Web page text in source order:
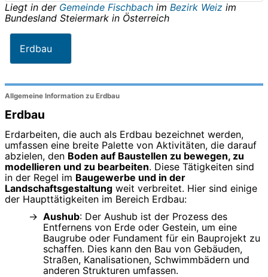
Liegt in der Gemeinde Fischbach im Bezirk Weiz im
Bundesland Steiermark in Österreich
Erdbau
Allgemeine Information zu Erdbau
Erdbau
Erdarbeiten, die auch als Erdbau bezeichnet werden,
umfassen eine breite Palette von Aktivitäten, die darauf
abzielen, den Boden auf Baustellen zu bewegen, zu
modellieren und zu bearbeiten. Diese Tätigkeiten sind
in der Regel im Baugewerbe und in der
Landschaftsgestaltung weit verbreitet. Hier sind einige
der Haupttätigkeiten im Bereich Erdbau:
Aushub: Der Aushub ist der Prozess des
Entfernens von Erde oder Gestein, um eine
Baugrube oder Fundament für ein Bauprojekt zu
schaffen. Dies kann den Bau von Gebäuden,
Straßen, Kanalisationen, Schwimmbädern und
anderen Strukturen umfassen.